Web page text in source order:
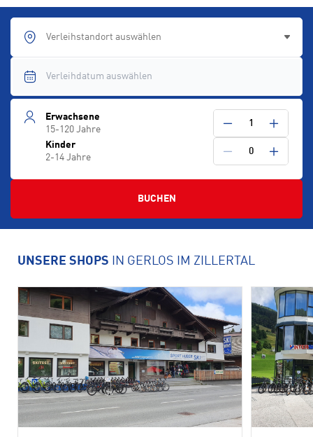
Verleihstandort auswählen
Erwachsene
15-120 Jahre
1
Kinder
2-14 Jahre
0
BUCHEN
UNSERE SHOPS IN GERLOS IM ZILLERTAL